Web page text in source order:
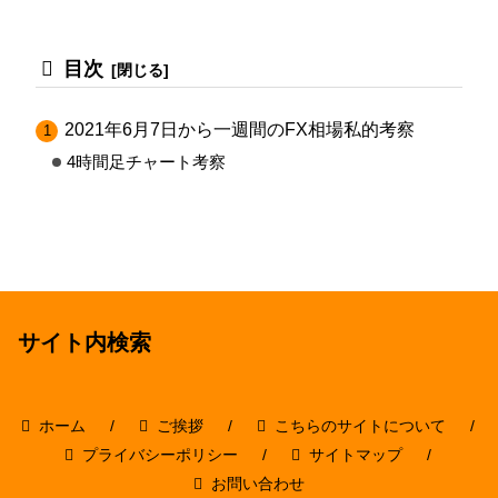
目次
2021年6月7日から一週間のFX相場私的考察
4時間足チャート考察
サイト内検索
ホーム ご挨拶
こちらのサイトについて
プライバシーポリシー
サイトマップ
お問い合わせ